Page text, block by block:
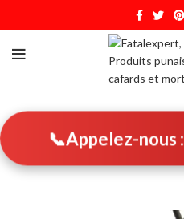
📞Appelez-nous :